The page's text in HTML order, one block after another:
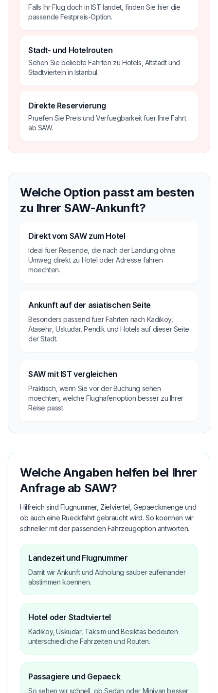
Falls Ihr Flug doch in IST landet, finden Sie hier die
passende Festpreis-Option.
Stadt- und Hotelrouten
Sehen Sie beliebte Fahrten zu Hotels, Altstadt und
Stadtvierteln in Istanbul.
Direkte Reservierung
Pruefen Sie Preis und Verfuegbarkeit fuer Ihre Fahrt
ab SAW.
Welche Option passt am besten
zu Ihrer SAW-Ankunft?
Direkt vom SAW zum Hotel
Ideal fuer Reisende, die nach der Landung ohne
Umweg direkt zu Hotel oder Adresse fahren
moechten.
Ankunft auf der asiatischen Seite
Besonders passend fuer Fahrten nach Kadikoy,
Atasehir, Uskudar, Pendik und Hotels auf dieser Seite
der Stadt.
SAW mit IST vergleichen
Praktisch, wenn Sie vor der Buchung sehen
moechten, welche Flughafenoption besser zu Ihrer
Reise passt.
Welche Angaben helfen bei Ihrer
Anfrage ab SAW?
Hilfreich sind Flugnummer, Zielviertel, Gepaeckmenge und
ob auch eine Rueckfahrt gebraucht wird. So koennen wir
schneller mit der passenden Fahrzeugoption antworten.
Landezeit und Flugnummer
Damit wir Ankunft und Abholung sauber aufeinander
abstimmen koennen.
Hotel oder Stadtviertel
Kadikoy, Uskudar, Taksim und Besiktas bedeuten
unterschiedliche Fahrzeiten und Routen.
Passagiere und Gepaeck
So sehen wir schnell, ob Sedan oder Minivan besser